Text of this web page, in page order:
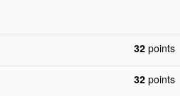
32 points
32 points